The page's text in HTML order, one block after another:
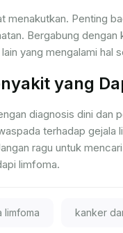
menakutkan. Penting
Bergabung
yang mengalami hal
yang
diagnosis dini dan
terhadap
ragu untuk
limfoma.
limfoma kanker